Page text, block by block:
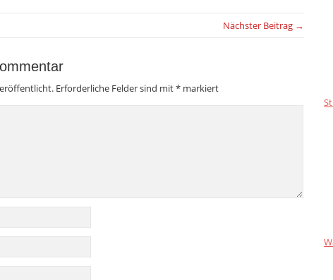
Nächster Beitrag →
Erforderliche Felder sind mit* markiert